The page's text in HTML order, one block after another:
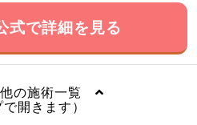
式で詳細を見る
の施術一覧
で開きます）